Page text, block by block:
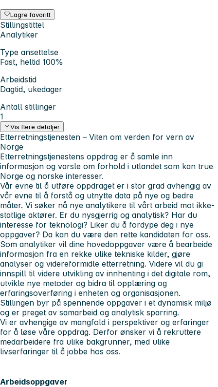
Lagre favoritt
Stillingstittel
Analytiker
Type ansettelse
Fast, heltid 100%
Arbeidstid
Dagtid, ukedager
Antall stillinger
1
Vis flere detaljer
Etterretningstjenesten – Viten om verden for vern av
Norge
Etterretningstjenestens oppdrag er å samle inn
informasjon og varsle om forhold i utlandet som kan true
Norge og norske interesser.
Vår evne til å utføre oppdraget er i stor grad avhengig av
vår evne til å forstå og utnytte data på nye og bedre
måter. Vi søker nå nye analytikere til vårt arbeid mot ikke-
statlige aktører. Er du nysgjerrig og analytisk? Har du
interesse for teknologi? Liker du å fordype deg i nye
oppgaver? Da kan du være den rette kandidaten for oss.
Som analytiker vil dine hovedoppgaver være å bearbeide
informasjon fra en rekke ulike tekniske kilder, gjøre
analyser og videreformidle etterretning. Videre vil du gi
innspill til videre utvikling av innhenting i det digitale rom,
utvikle nye metoder og bidra til opplæring og
erfaringsoverføring i enheten og organisasjonen.
Stillingen byr på spennende oppgaver i et dynamisk miljø
og er preget av samarbeid og analytisk sparring.
Vi er avhengige av mangfold i perspektiver og erfaringer
for å løse våre oppdrag. Derfor ønsker vi å rekruttere
medarbeidere fra ulike bakgrunner, med ulike
livserfaringer til å jobbe hos oss.
Arbeidsoppgaver